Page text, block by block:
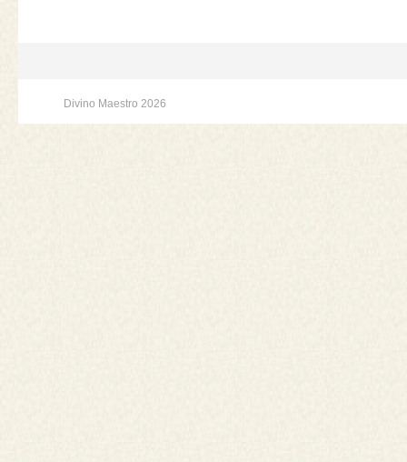
Divino Maestro 2026